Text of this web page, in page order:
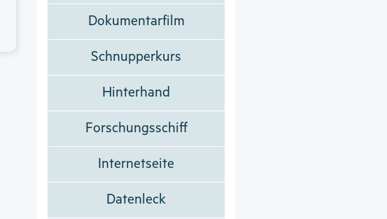
Dokumentarfilm
Schnupperkurs
Hinterhand
Forschungsschiff
Internetseite
Datenleck